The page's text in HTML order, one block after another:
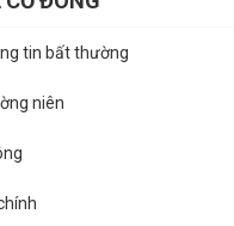
tin bất thường
niên